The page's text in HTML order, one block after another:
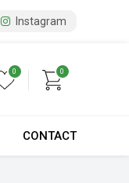
Instagram
0
0
CONTACT